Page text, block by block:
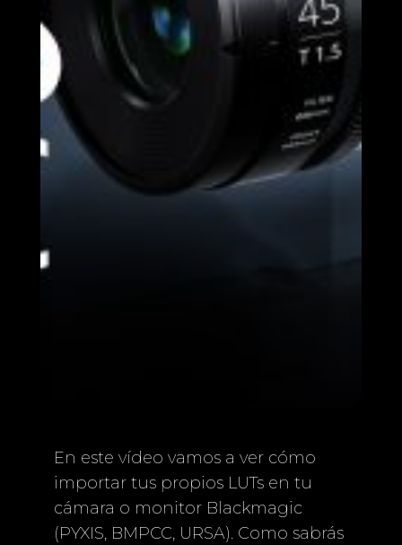
En este vídeo vamos a ver cómo
importar tus propios LUTs en tu
cámara o monitor Blackmagic
(PYXIS, BMPCC, URSA). Como sabrás